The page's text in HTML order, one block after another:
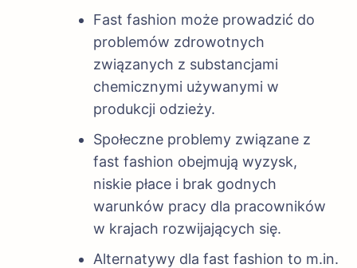
Fast fashion może prowadzić do
problemów zdrowotnych
związanych z substancjami
chemicznymi używanymi w
produkcji odzieży.
Społeczne problemy związane z
fast fashion obejmują wyzysk,
niskie płace i brak godnych
warunków pracy dla pracowników
w krajach rozwijających się.
Alternatywy dla fast fashion to m.in.